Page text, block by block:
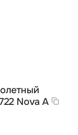
Nova A